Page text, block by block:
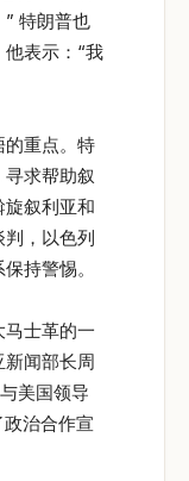
特朗普也
表示：“我
的重点。特
求帮助叙
叙利亚和
判，以色列
持警惕。
士革的一
闻部长周
美国领导
治合作宣